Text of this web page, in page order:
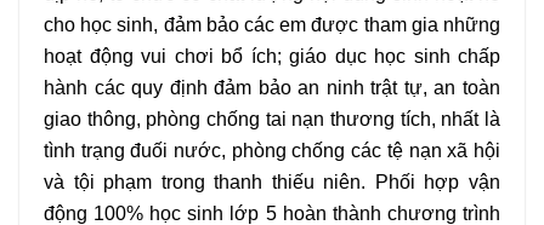
cho học sinh, đảm bảo các em được tham gia những
hoạt động vui chơi bổ ích; giáo dục học sinh chấp
hành các quy định đảm bảo an ninh trật tự, an toàn
giao thông, phòng chống tai nạn thương tích, nhất là
tình trạng đuối nước, phòng chống các tệ nạn xã hội
và tội phạm trong thanh thiếu niên. Phối hợp vận
động 100% học sinh lớp 5 hoàn thành chương trình